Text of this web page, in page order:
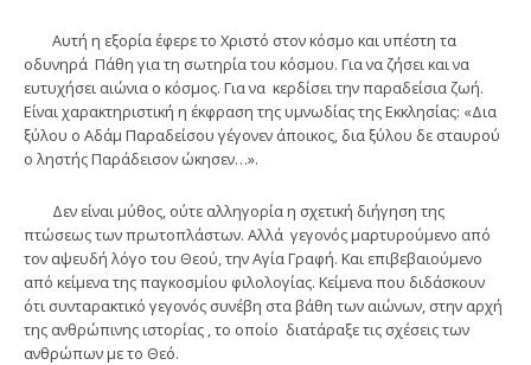
Αυτή η εξορία έφερε το Χριστό στον κόσμο και υπέστη τα
οδυνηρά Πάθη για τη σωτηρία του κόσμου. Για να ζήσει και να
ευτυχήσει αιώνια ο κόσμος. Για να κερδίσει την παραδείσια ζωή.
Είναι χαρακτηριστική η έκφραση της υμνωδίας της Εκκλησίας: «Δια
ξύλου ο Αδάμ Παραδείσου γέγονεν άποικος, δια ξύλου δε σταυρού
ο ληστής Παράδεισον ώκησεν…».
Δεν είναι μύθος, ούτε αλληγορία η σχετική διήγηση της
πτώσεως των πρωτοπλάστων. Αλλά γεγονός μαρτυρούμενο από
τον αψευδή λόγο του Θεού, την Αγία Γραφή. Και επιβεβαιούμενο
από κείμενα της παγκοσμίου φιλολογίας. Κείμενα που διδάσκουν
ότι συνταρακτικό γεγονός συνέβη στα βάθη των αιώνων, στην αρχή
της ανθρώπινης ιστορίας , το οποίο διατάραξε τις σχέσεις των
ανθρώπων με το Θεό.